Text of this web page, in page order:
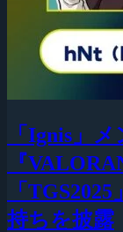
「Ignis」
『
「
持ちを披露